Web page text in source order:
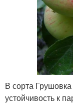
В сорта Грушовка
устойчивость к